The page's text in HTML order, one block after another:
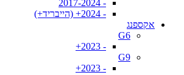
- 2017-2024
- 2024+ (הייבריד+)
אקספנג
G6
- 2023+
G9
- 2023+